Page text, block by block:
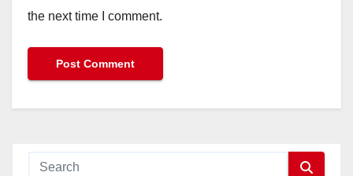
the next time I comment.